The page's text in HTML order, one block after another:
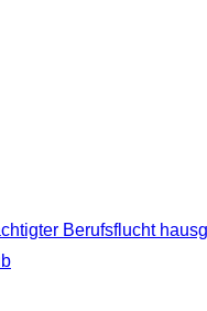
Berufsflucht